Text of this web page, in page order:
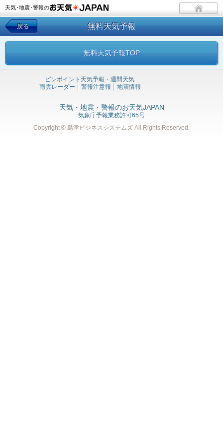
天気･地震･警報の
戻る 無料天気予報
無料天気予報TOP
ピンポイント天気予報・週間天気
雨雲レーダー
警報注意報 地震情報
天気・地震・警報のお天気JAPAN
気象庁予報業務許可65号
Copyright © 島津ビジネスシステムズ All Rights Reserved.